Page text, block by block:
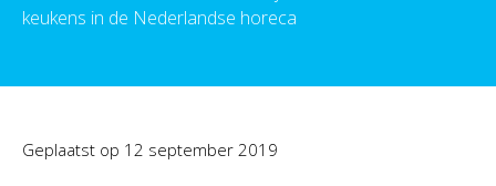
keukens in de Nederlandse horeca
Geplaatst op 12 september 2019